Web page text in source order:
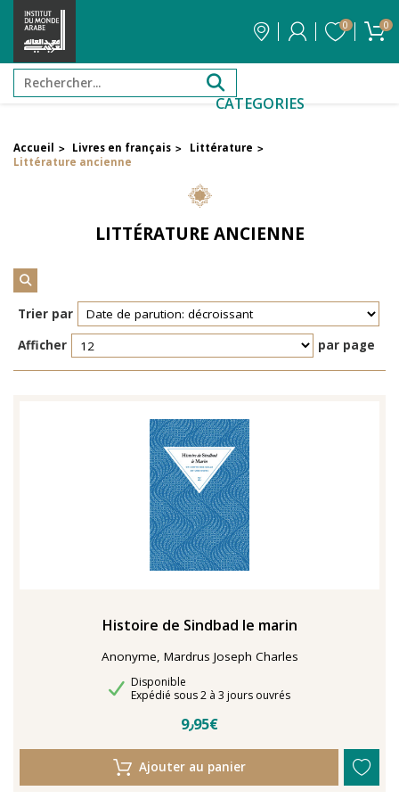
0 0
CATEGORIES
FILTRER PAR PRIX
Filtrer par attribut
Réinitialiser les filtres
TENTER L'ART POUR SOIGNER
Accueil > Livres en français > Littérature >
Littérature ancienne
LITTÉRATURE ANCIENNE
Trier par
Afficher
par page
Histoire de Sindbad le marin
Anonyme, Mardrus Joseph Charles
Disponibilité
Disponible
Délais de livraison
Expédié sous 2 à 3 jours ouvrés
9٫95€
Ajouter au panier